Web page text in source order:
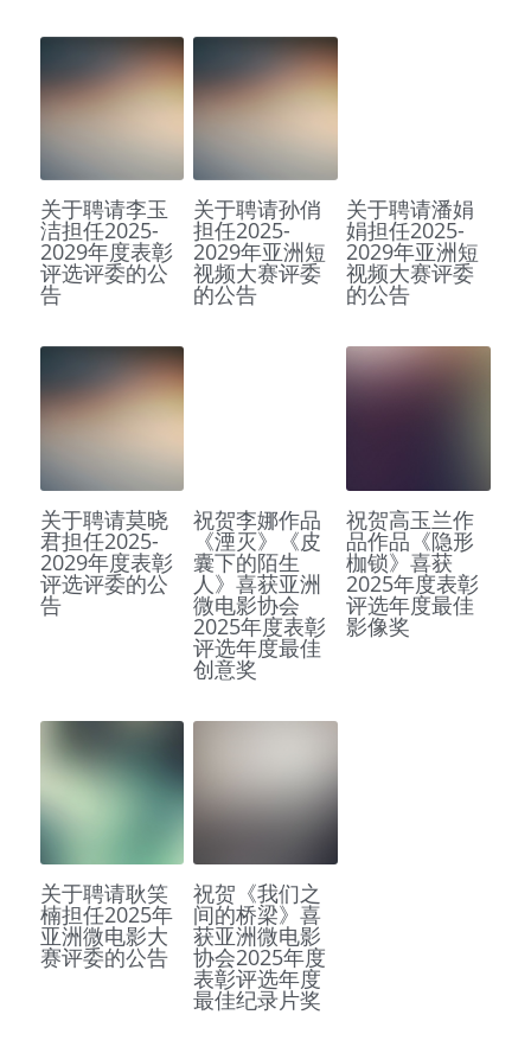
关于聘请李玉
洁担任2025-
2029年度表彰
评选评委的公
告
关于聘请孙俏
担任2025-
2029年亚洲短
视频大赛评委
的公告
关于聘请潘娟
娟担任2025-
2029年亚洲短
视频大赛评委
的公告
关于聘请莫晓
君担任2025-
2029年度表彰
评选评委的公
告
祝贺李娜作品
《湮灭》《皮
囊下的陌生
人》喜获亚洲
微电影协会
2025年度表彰
评选年度最佳
创意奖
祝贺高玉兰作
品作品《隐形
枷锁》喜获
2025年度表彰
评选年度最佳
影像奖
关于聘请耿笑
楠担任2025年
亚洲微电影大
赛评委的公告
祝贺《我们之
间的桥梁》喜
获亚洲微电影
协会2025年度
表彰评选年度
最佳纪录片奖